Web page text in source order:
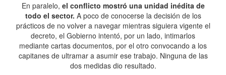
En paralelo, el conflicto mostró una unidad inédita de
todo el sector. A poco de conocerse la decisión de los
prácticos de no volver a navegar mientras siguiera vigente el
decreto, el Gobierno intentó, por un lado, intimarlos
mediante cartas documentos, por el otro convocando a los
capitanes de ultramar a asumir ese trabajo. Ninguna de las
dos medidas dio resultado.